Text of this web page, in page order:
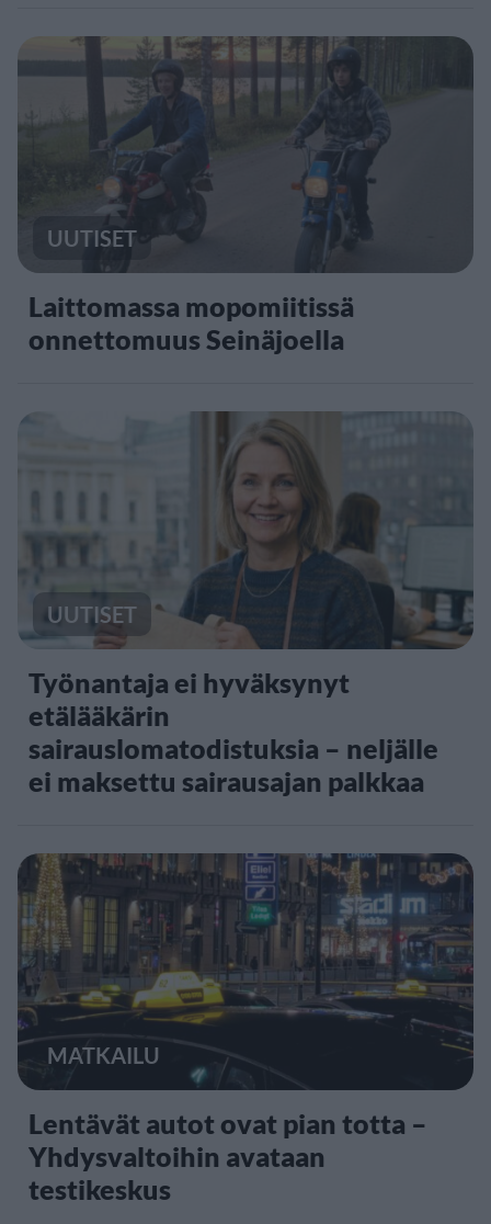
UUTISET
Laittomassa mopomiitissä
onnettomuus Seinäjoella
UUTISET
Työnantaja ei hyväksynyt
etälääkärin
sairauslomatodistuksia – neljälle
ei maksettu sairausajan palkkaa
MATKAILU
Lentävät autot ovat pian totta –
Yhdysvaltoihin avataan
testikeskus